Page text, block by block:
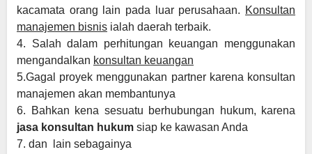
kacamata orang lain pada luar perusahaan. Konsultan
manajemen bisnis ialah daerah terbaik.
4. Salah dalam perhitungan keuangan menggunakan
mengandalkan konsultan keuangan
5.Gagal proyek menggunakan partner karena konsultan
manajemen akan membantunya
6. Bahkan kena sesuatu berhubungan hukum, karena
jasa konsultan hukum siap ke kawasan Anda
7. dan lain sebagainya